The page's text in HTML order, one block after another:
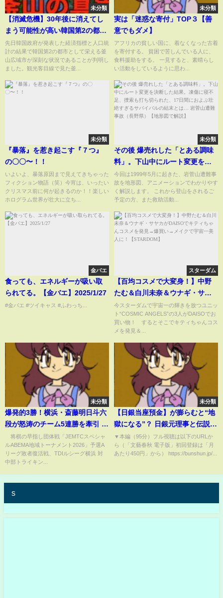
未分類
【消滅危機】30年後に消えてし
まう可能性が高い韓国第2の都市
『釜山』の本当の真実。
先日韓国政府が発表した経済指標と人口統
計の結果で韓国第2の都市として栄える釜
山広域市が深刻な状況であることが判明し
ました。観光客目線で見た釜...
未分類
実は「迷惑な寄付」TOP３【善
意でもダメ】
アフリカの貧しい国に、着なくなった古着
を寄付する。 貧困で苦しんでいる人に、
食料援助をする。 一見すると、素晴らし
い活動をしているように思わ...
未分類
『暴落』を惹き起こす『７つ』
の〇〇〜！！
いよいよ、暴落原因まで見えてきちゃった
フィクション物語（笑）今宵は、いったい
クリスマス前に何が起きるのか！！楽しい
ホログラム世界が壮大に立ち...
未分類
その後 爆売れした「とある調味
料」。下山中にルート変更を決
断した結果。凍傷に寝不足、捜
索も打ち切られた、17日間にお
よぶ壮絶すぎるサバイバルの結
県）【地形図で解説】
今回は1999年5月に起きた、岩菅山遭難事
故を地形図、アニメーションでわかりやす
く解説します。 これから登山をされるご
予定の方、また救助活動...
金バエ
食っても、エネルギーが吸い取
られてる。【金バエ】2025/1/27
#金バエ #ツイキャス #ふわっち...
スターダム
【百均コスメで大変身！】中野
たむ＆白川未奈＆ウナギ・サヤ
カがDAISOでキティちゃんコス
メを発見→爆買い→メイクで宇
宙一美人に！【STARDOM】
今スターダムで宇宙一の輝きを放つユニッ
ト“COSMIC ANGELS”の3人がDAISOでお
買い物！ するとそこでキティちゃんコス
メを発見＆...
未分類
爆発的3勝！横浜・斎藤明日斗六
段が怒涛のチーム5連勝を牽引 敗
退の杉本監督は「私が流れを変
えてしまった」と痛恨/将棋・
ABEMA地域トーナメント
将棋の早指し団体戦「JEMTCスペシャ
ルABEMA地域トーナメント2026」予選A
リーグ敗者復活戦、TDIルシーグ横浜 対
中部トライキン...
未分類
【日銀当座預金】が膨らむと“地
獄になる”？ 日銀元理事と伝説の
ディーラーが分析する〈植田日
銀の“腹の中”〉
▼本編（95分）フル視聴は以下のURLか
ら（「文藝春秋 電子版」初回登録は「月
あたり450円」から） https://bunshun.jp/...
s